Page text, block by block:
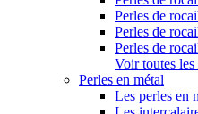
Perles de
Perles de
Perles de
Voir toutes les
Perles en métal
Les perles en